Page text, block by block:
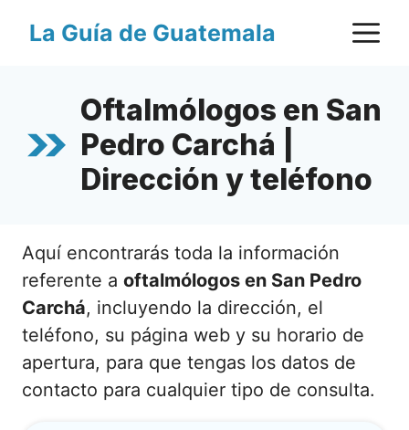
La Guía de Guatemala
Oftalmólogos en San
Pedro Carchá |
Dirección y teléfono
Aquí encontrarás toda la información
referente a oftalmólogos en San Pedro
Carchá, incluyendo la dirección, el
teléfono, su página web y su horario de
apertura, para que tengas los datos de
contacto para cualquier tipo de consulta.